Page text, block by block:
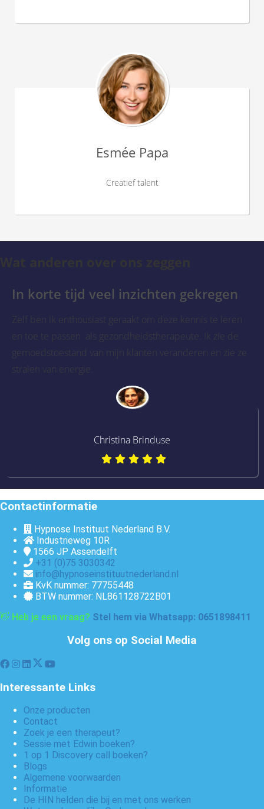
Esmée Papa
Creatief talent
In korte tijd veel inzichten gekregen
Zelf ben ik enthousiast geraakt om deze kennis te leren
en toe te passen als gezondheidstherapeute. Ik zie de
gemoedstoestand van mijn klanten veranderen en zie ze
stralen van energie.
Christina Brinduse
Contactinformatie
Hypnose Instituut Nederland B.V.
Industrieweg 10R
1566 JP Assendelft
+31 (0)75 3030342
info@hypnoseinstituutnederland.nl
KvK nummer: 77755448
BTW nummer: NL861128722B01
👋 Heb je een vraag? Stel hem via Whatsapp: 0651898411
Volg ons op Social Media
Interessante Links
Onze producten
Contact
Zoek je een therapeut?
Sessie met Edwin boeken?
1 op 1 Discovery call boeken?
Blogs
Algemene voorwaarden
Informatie
De HIN helden die bij en met ons werken